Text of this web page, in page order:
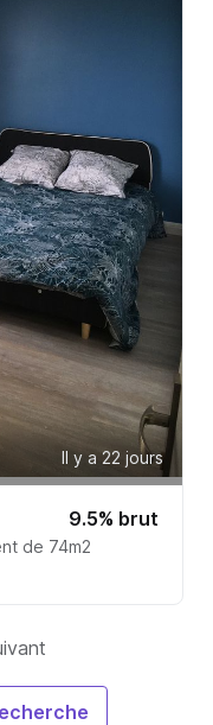
Il y a 22 jours
9.5% brut
de 74m2